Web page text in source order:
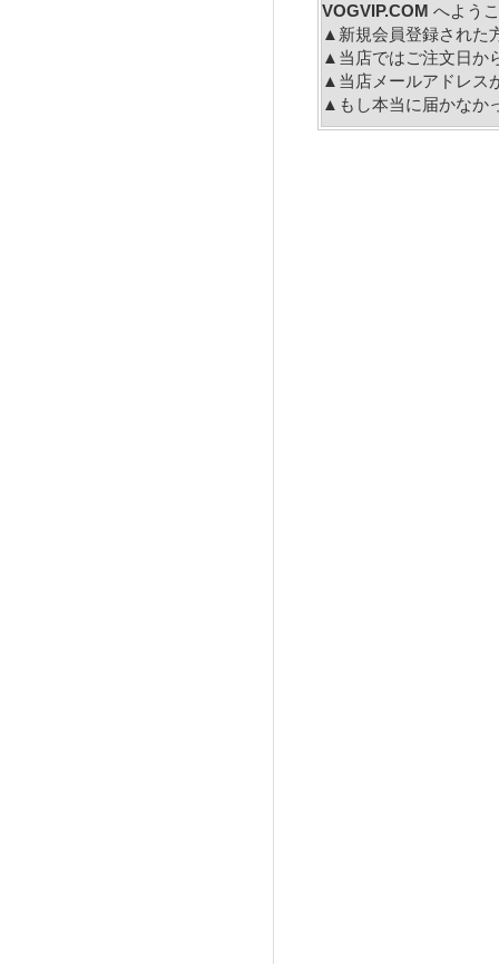
VOGVIP.COM へよう
▲新規会員登録された
▲当店ではご注文日か
▲当店メールアドレス
▲もし本当に届かなか